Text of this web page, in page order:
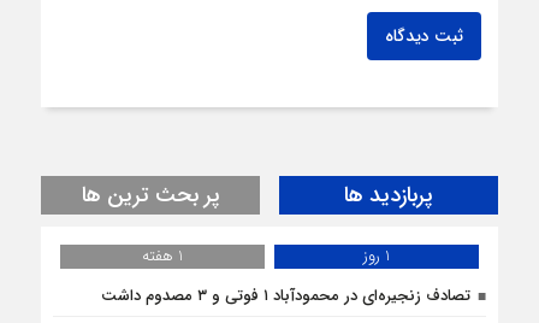
ثبت دیدگاه
پربازدید ها پر بحث ترین ها
1 روز
1 هفته
تصادف زنجیره‌ای در محمودآباد ۱ فوتی و ۳ مصدوم داشت